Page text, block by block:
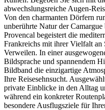
abwechslungsreiche Augen-
Von den charmanten Dörfern
unberührte Natur der
Provencal begeistert die
Frankreichs mit ihrer Vielfalt an
Verweilen. In einer
Bildsprache und spannendem
Bildband die einzigartige
Ihre Reisesehnsucht.
private Einblicke in den Alltag
während ein konkreter
besondere Ausflugsziele für